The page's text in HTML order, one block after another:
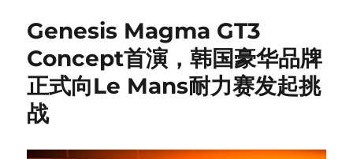
Genesis Magma GT3
Concept首演，韩国豪华品牌
正式向Le Mans耐力赛发起挑
战